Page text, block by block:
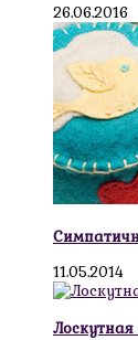
26.06.2016
11.05.2014